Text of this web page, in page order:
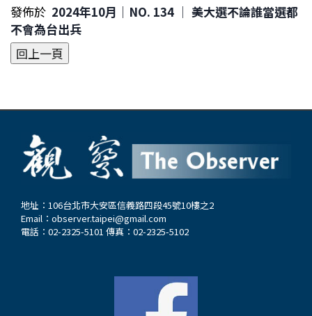
發佈於 2024年10月｜NO. 134 │ 美大選不論誰當選都
不會為台出兵
地址：106台北市大安區信義路四段45號10樓之2
Email： observer.taipei@gmail.com
電話：02-2325-5101 傳真：02-2325-5102